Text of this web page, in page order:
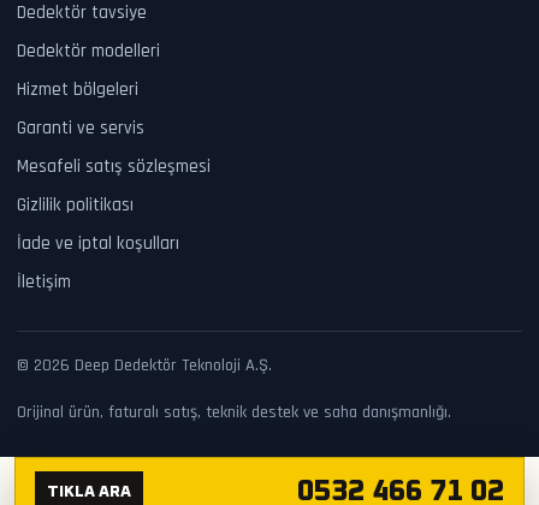
Dedektör tavsiye
Dedektör modelleri
Hizmet bölgeleri
Garanti ve servis
Mesafeli satış sözleşmesi
Gizlilik politikası
İade ve iptal koşulları
İletişim
© 2026 Deep Dedektör Teknoloji A.Ş.
Orijinal ürün, faturalı satış, teknik destek ve saha danışmanlığı.
TIKLA ARA 0532 466 71 02